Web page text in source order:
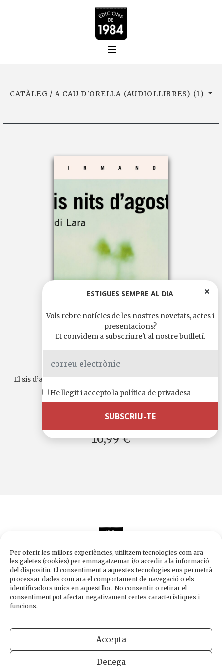
Per oferir les millors experiències, utilitzem tecnologies com ara
les galetes (cookies) per emmagatzemar i/o accedir a la informació
del dispositiu. El consentiment a aquestes tecnologies ens permetrà
processar dades com ara el comportament de navegació o els
identificadors únics en aquest lloc. No consentir o retirar el
consentiment pot afectar negativament certes característiques i
funcions.
Accepta
Denega
CATÀLEG / A CAU D'ORELLA (AUDIOLLIBRES) (1)
Sis nits d’agost
El sis d’agost de 2007 un home va sortir de Barcelona i va
pujar a la muntanya per morir-hi sol....
Continua llegint
Llengua original:català
16,99 €
Edicions de 1984
Carrer Trafalgar, 10, 2n-2a A
Fax 934 854 375
1984@edicions1984.cat
ESTIGUES SEMPRE AL DIA
Vols rebre notícies de les nostres novetats, actes i
presentacions?
Et convidem a subscriure't al nostre butlletí.
He llegit i accepto la política de privadesa